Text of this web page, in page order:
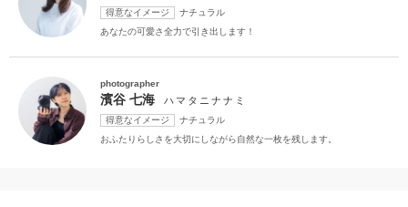
得意なイメージ
ナチュラル
あなたの可愛さ全力で引き出します！
photographer
濱谷 七海 ハマタニナナミ
得意なイメージ
ナチュラル
おふたりらしさを大切にしながら自然な一枚を残します。